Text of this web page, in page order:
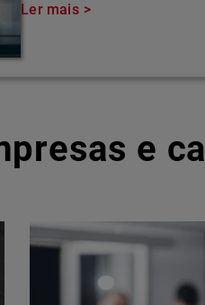
Ler mais
e